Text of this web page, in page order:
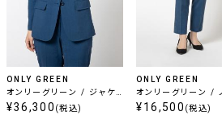
ONLY GREEN
オンリーグリーン / ジャケ
ット ブルー ヘリンボーン
¥36,300 (税込)
ONLY GREEN
オンリーグリーン /
ックパンツ ブルー
¥16,500 (税込)